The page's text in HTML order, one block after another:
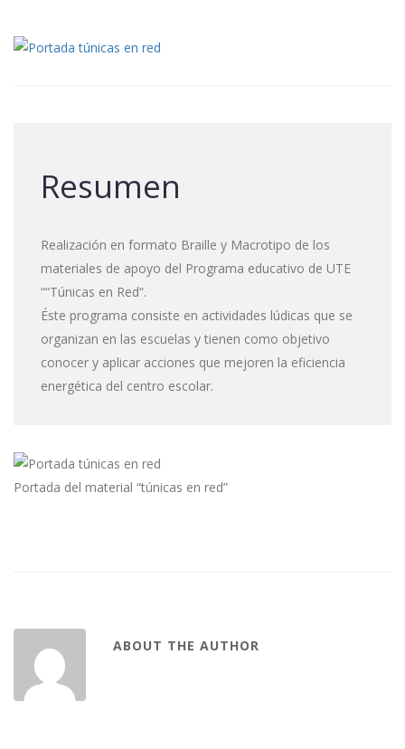
Resumen
Realización en formato Braille y Macrotipo de los
materiales de apoyo del Programa educativo de UTE
““Túnicas en Red“.
Éste programa consiste en actividades lúdicas que se
organizan en las escuelas y tienen como objetivo
conocer y aplicar acciones que mejoren la eficiencia
energética del centro escolar.
Portada del material “túnicas en red”
ABOUT THE AUTHOR